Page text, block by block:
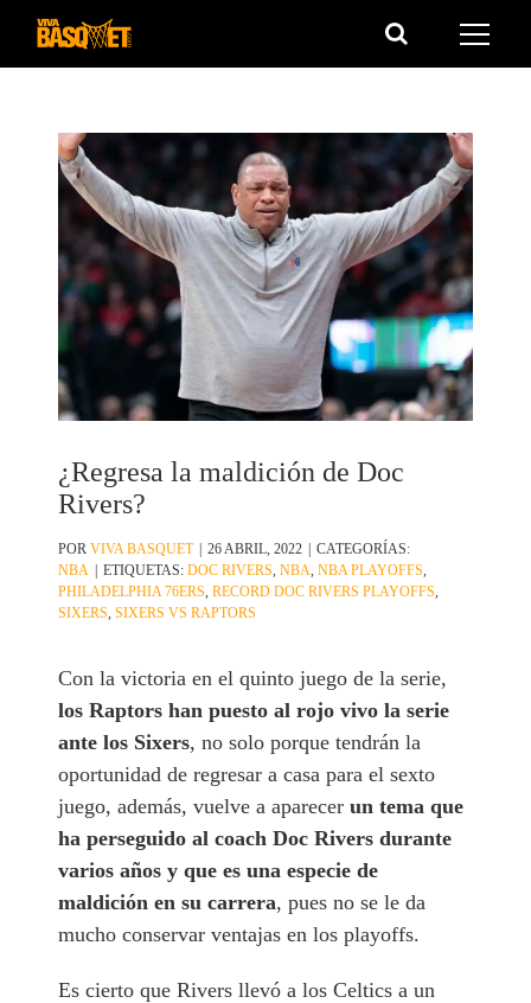
Saltar
¿Regresa la maldición de Doc
Rivers?
PORVIVA BASQUET | 26 ABRIL, 2022 | CATEGORÍAS:
NBA | ETIQUETAS:DOC RIVERS ,NBA ,NBA PLAYOFFS
PHILADELPHIA 76ERS ,RECORD DOC RIVERS PLAYOFFS
SIXERS ,SIXERS VS RAPTORS
Con la victoria en el quinto juego de la serie,
los Raptors han puesto al rojo vivo la serie
ante los Sixers, no solo porque tendrán la
oportunidad de regresar a casa para el sexto
juego, además, vuelve a aparecerun tema que
ha perseguido al coach Doc Rivers durante
varios años y que es una especie de
maldición en su carrera, pues no se le da
mucho conservar ventajas en los playoffs.
Es cierto que Rivers llevó a los Celtics a un